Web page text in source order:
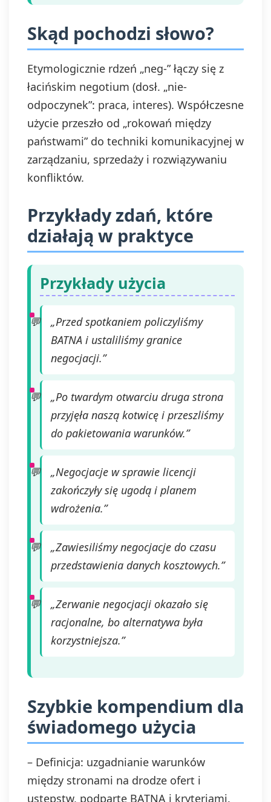
Skąd pochodzi słowo?
Etymologicznie rdzeń „neg-” łączy się z
łacińskim negotium (dosł. „nie-
odpoczynek”: praca, interes). Współczesne
użycie przeszło od „rokowań między
państwami” do techniki komunikacyjnej w
zarządzaniu, sprzedaży i rozwiązywaniu
konfliktów.
Przykłady zdań, które
działają w praktyce
Przykłady użycia
„Przed spotkaniem policzyliśmy
BATNA i ustaliliśmy granice
negocjacji.”
„Po twardym otwarciu druga strona
przyjęła naszą kotwicę i przeszliśmy
do pakietowania warunków.”
„Negocjacje w sprawie licencji
zakończyły się ugodą i planem
wdrożenia.”
„Zawiesiliśmy negocjacje do czasu
przedstawienia danych kosztowych.”
„Zerwanie negocjacji okazało się
racjonalne, bo alternatywa była
korzystniejsza.”
Szybkie kompendium dla
świadomego użycia
– Definicja: uzgadnianie warunków
między stronami na drodze ofert i
ustępstw, podparte BATNA i kryteriami.